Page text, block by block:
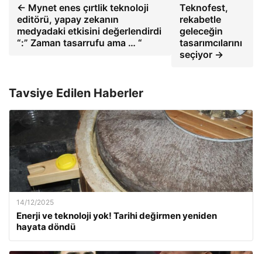
← Mynet enes çırtlik teknoloji
editörü, yapay zekanın
medyadaki etkisini değerlendirdi
“:” Zaman tasarrufu ama … “
Teknofest,
rekabetle
geleceğin
tasarımcılarını
seçiyor →
Tavsiye Edilen Haberler
14/12/2025
Enerji ve teknoloji yok! Tarihi değirmen yeniden
hayata döndü